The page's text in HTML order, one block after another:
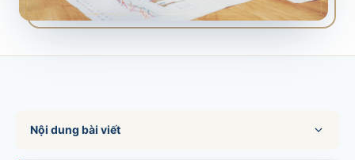
Chiến lược kênh thương mại điện tử
Nội dung bài viết